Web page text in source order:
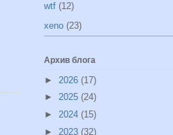
wtf (12)
xeno (23)
Архив блога
► 2026 (17)
► 2025 (24)
► 2024 (15)
► 2023 (32)